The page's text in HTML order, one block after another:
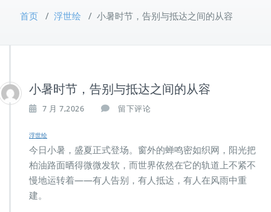
首页 / 浮世绘 / 小暑时节，告别与抵达之间的从容
小暑时节，告别与抵达之间的从容
7 月 7,2026 留下评论
浮世绘
今日小暑，盛夏正式登场。窗外的蝉鸣密如织网，阳光把
柏油路面晒得微微发软，而世界依然在它的轨道上不紧不
慢地运转着——有人告别，有人抵达，有人在风雨中重
建。